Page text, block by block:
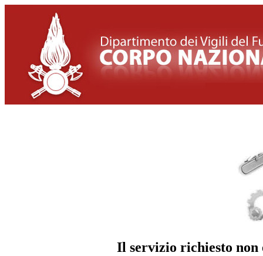
Il servizio richiesto non